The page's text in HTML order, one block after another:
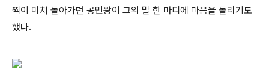
찍이 미쳐 돌아가던 공민왕이 그의 말 한 마디에 마음을 돌리기도
했다.